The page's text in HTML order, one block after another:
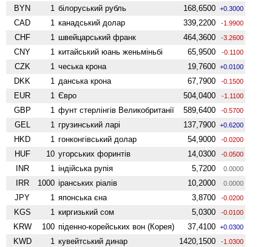
BYN 1 білоруський рубль 168,6500 +0.3000
CAD 1 канадський долар 339,2200 -1.9900
CHF 1 швейцарський франк 464,3600 -3.2600
CNY 1 китайський юань женьмiньбi 65,9500 -0.1100
CZK 1 чеська крона 19,7600 +0.0100
DKK 1 данська крона 67,7900 -0.1500
EUR 1 Євро 504,0400 -1.1100
GBP 1 фунт стерлінгів Велико­британії 589,6400 -0.5700
GEL 1 грузинський ларі 137,7900 +0.6200
HKD 1 гонконгівський долар 54,9000 -0.0200
HUF 10 угорських форинтів 14,0300 -0.0500
INR 1 індійська рупія 5,7200 0.0000
IRR 1000 іранських ріалів 10,2000 0.0000
JPY 1 японська єна 3,8700 -0.0200
KGS 1 киргизький сом 5,0300 -0.0100
KRW 100 піденно-корейських вон (Корея) 37,4100 +0.0300
KWD 1 кувейтський динар 1420,1500 -1.0300